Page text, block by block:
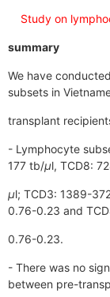
Study on
summary
We have
subsets in
transplant
- Lymphocyte
177 tb/μl, TCD8:
μl; TCD3: 1389-
0.76-0.23 and
0.76-0.23.
- There was no
between pre-